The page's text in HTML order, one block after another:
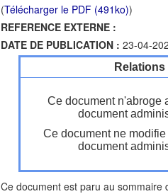
(Télécharger le PDF (491ko))
REFERENCE EXTERNE :
DATE DE PUBLICATION : 23-04-
Ce document n'abroge
document
Ce document ne
document
Ce document est paru au sommaire